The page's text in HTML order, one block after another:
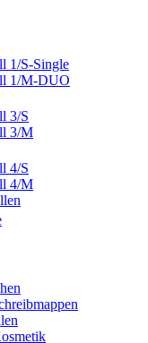
1/S-Single
1/M-DUO
3/S
3/M
4/S
4/M